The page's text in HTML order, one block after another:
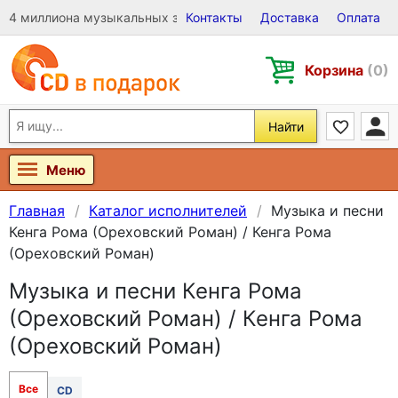
4 миллиона музыкальных записей на Виниле, CD и DVD
Контакты Доставка Оплата
Корзина (0)
Найти
Меню
Главная Каталог исполнителей
Музыка и песни
Кенга Рома (Ореховский Роман) / Кенга Рома
(Ореховский Роман)
Музыка и песни Кенга Рома
(Ореховский Роман) / Кенга Рома
(Ореховский Роман)
Все CD